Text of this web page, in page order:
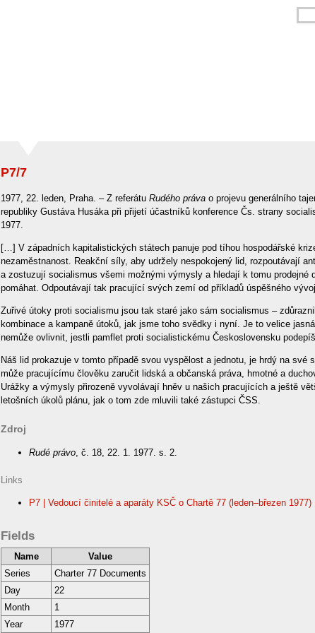
P7/7
1977, 22. leden, Praha. – Z referátu Rudého práva o projevu generálního
republiky Gustáva Husáka při přijetí účastníků konference Čs. strany
1977.
[…] V západních kapitalistických státech panuje pod tíhou hospodářské
nezaměstnanost. Reakční síly, aby udržely nespokojený lid, rozpoutávají
a zostuzují socialismus všemi možnými výmysly a hledají k tomu prodejné
pomáhat. Odpoutávají tak pracující svých zemí od příkladů úspěšného
Zuřivé útoky proti socialismu jsou tak staré jako sám socialismus –
kombinace a kampaně útoků, jak jsme toho svědky i nyní. Je to velice
nemůže ovlivnit, jestli pamflet proti socialistickému Československu
Náš lid prokazuje v tomto případě svou vyspělost a jednotu, je hrdý na své
může pracujícímu člověku zaručit lidská a občanská práva, hmotné a
Urážky a výmysly přirozeně vyvolávají hněv u našich pracujících a ještě
letošních úkolů plánu, jak o tom zde mluvili také zástupci ČSS.
Zdroj
Rudé právo, č. 18, 22. 1. 1977. s. 2.
Links
P7 | Vedoucí činitelé a aparáty KSČ o Chartě 77 (leden–březen 1977)
Fields
Name
Value
Series
Charter 77 Documents
Day
22
Month
1
Year
1977